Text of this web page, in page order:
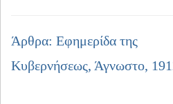
Άρθρα: Εφημερίδα της
Κυβερνήσεως, Άγνωστο,